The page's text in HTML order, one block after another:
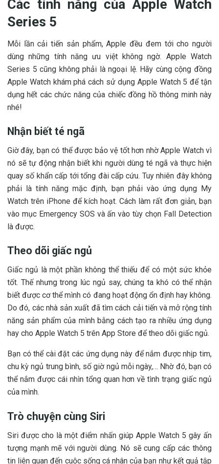
Các tính năng của Apple Watch
Series 5
Mỗi lần cải tiến sản phẩm, Apple đều đem tới cho người
dùng những tính năng ưu việt không ngờ. Apple Watch
Series 5 cũng không phải là ngoại lệ. Hãy cùngcộng đồng
Apple Watchkhám phá cách sử dụng Apple Watch 5 để tận
dụng hết các chức năng của chiếc đồng hồ thông minh này
nhé!
Nhận biết té ngã
Giờ đây, bạn có thể được bảo vệ tốt hơn nhờ Apple Watch vì
nó sẽ tự động nhận biết khi người dùng té ngã và thực hiện
quay số khẩn cấp tới tổng đài cấp cứu. Tuy nhiên đây không
phải là tính năng mặc định, bạn phải vào ứng dụng My
Watch trên iPhone để kích hoạt. Cách làm rất đơn giản, bạn
vào mục Emergency SOS và ấn vào tùy chọn Fall Detection
là được.
Theo dõi giấc ngủ
Giấc ngủ là một phần không thể thiếu để có một sức khỏe
tốt. Thế nhưng trong lúc ngủ say, chúng ta khó có thể nhận
biết được cơ thể mình có đang hoạt động ổn định hay không.
Do đó, các nhà sản xuất đã tìm cách cải tiến và mở rộng tính
năng sản phẩm của mình bằng cách tạo ra nhiều ứng dụng
hay cho Apple Watch 5 trên App Store để theo dõi giấc ngủ.
Bạn có thể cài đặt các ứng dụng này để nắm được nhịp tim,
chu kỳ ngủ trung bình, số giờ ngủ mỗi ngày,… Nhờ đó, bạn có
thể nắm được cái nhìn tổng quan hơn về tình trạng giấc ngủ
của mình.
Trò chuyện cùng Siri
Siri được cho là một điểm nhấn giúp Apple Watch 5 gây ấn
tượng mạnh mẽ với người dùng. Nó sẽ cung cấp các thông
tin liên quan đến cuộc sống cá nhân của bạn như kết quả tập